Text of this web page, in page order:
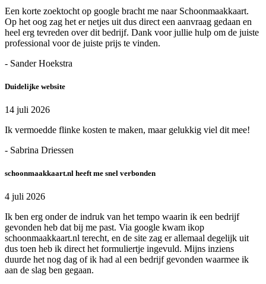
Een korte zoektocht op google bracht me naar Schoonmaakkaart.
Op het oog zag het er netjes uit dus direct een aanvraag gedaan en
heel erg tevreden over dit bedrijf. Dank voor jullie hulp om de juiste
professional voor de juiste prijs te vinden.
- Sander Hoekstra
Duidelijke website
14 juli 2026
Ik vermoedde flinke kosten te maken, maar gelukkig viel dit mee!
- Sabrina Driessen
schoonmaakkaart.nl heeft me snel verbonden
4 juli 2026
Ik ben erg onder de indruk van het tempo waarin ik een bedrijf
gevonden heb dat bij me past. Via google kwam ikop
schoonmaakkaart.nl terecht, en de site zag er allemaal degelijk uit
dus toen heb ik direct het formuliertje ingevuld. Mijns inziens
duurde het nog dag of ik had al een bedrijf gevonden waarmee ik
aan de slag ben gegaan.